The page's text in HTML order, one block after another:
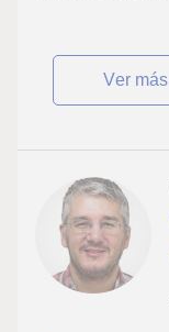
ver más